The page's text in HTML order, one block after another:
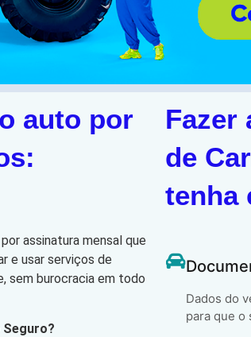
auto por
assinatura mensal que
e usar serviços de
sem burocracia em todo
Fazer
de
tenha
Dados do
para que o